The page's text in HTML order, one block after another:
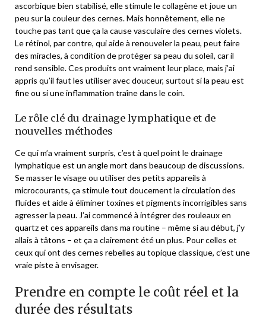
ascorbique bien stabilisé, elle stimule le collagène et joue un
peu sur la couleur des cernes. Mais honnêtement, elle ne
touche pas tant que ça la cause vasculaire des cernes violets.
Le rétinol, par contre, qui aide à renouveler la peau, peut faire
des miracles, à condition de protéger sa peau du soleil, car il
rend sensible. Ces produits ont vraiment leur place, mais j’ai
appris qu’il faut les utiliser avec douceur, surtout si la peau est
fine ou si une inflammation traîne dans le coin.
Le rôle clé du drainage lymphatique et de
nouvelles méthodes
Ce qui m’a vraiment surpris, c’est à quel point le drainage
lymphatique est un angle mort dans beaucoup de discussions.
Se masser le visage ou utiliser des petits appareils à
microcourants, ça stimule tout doucement la circulation des
fluides et aide à éliminer toxines et pigments incorrigibles sans
agresser la peau. J’ai commencé à intégrer des rouleaux en
quartz et ces appareils dans ma routine – même si au début, j’y
allais à tâtons – et ça a clairement été un plus. Pour celles et
ceux qui ont des cernes rebelles au topique classique, c’est une
vraie piste à envisager.
Prendre en compte le coût réel et la
durée des résultats